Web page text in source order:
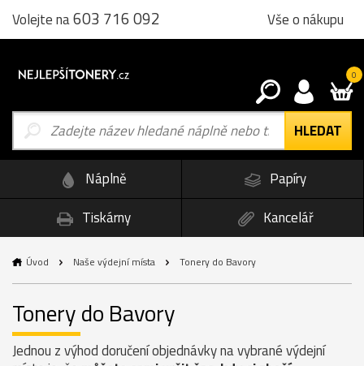
Volejte na603 716 092 Vše o nákupu
0
Náplně
Papíry
Tiskárny
Kancelář
Úvod Naše výdejní místa Tonery do Bavory
Tonery do Bavory
Jednou z výhod doručení objednávky na vybrané výdejní